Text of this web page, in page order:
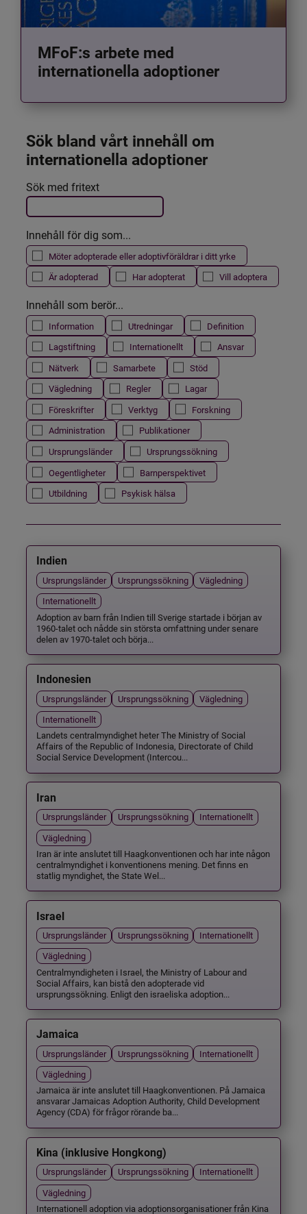
MFoF:s arbete med
internationella adoptioner
Sök bland vårt innehåll om
internationella adoptioner
Filtrera resultatet
Det här formuläret postas automatiskt
Sök med fritext
Innehåll för dig som...
Möter adopterade eller adoptivföräldrar i ditt yrke
Är adopterad
Har adopterat Vill adoptera
Innehåll som berör...
Information Utredningar
Definition
Lagstiftning
Internationellt
Ansvar
Nätverk
Samarbete
Stöd
Vägledning
Regler
Lagar
Föreskrifter
Verktyg
Forskning
Administration
Publikationer
Ursprungsländer
Ursprungssökning
Oegentligheter
Barnperspektivet
Utbildning
Psykisk hälsa
Indien
Ursprungsländer Ursprungssökning
Vägledning
Internationellt
Adoption av barn från Indien till Sverige startade i början av
1960-talet och nådde sin största omfattning under senare
delen av 1970-talet och börja...
Indonesien
Ursprungsländer Ursprungssökning
Vägledning
Internationellt
Landets centralmyndighet heter The Ministry of Social
Affairs of the Republic of Indonesia, Directorate of Child
Social Service Development (Intercou...
Iran
Ursprungsländer Ursprungssökning
Internationellt
Vägledning
Iran är inte anslutet till Haagkonventionen och har inte någon
centralmyndighet i konventionens mening. Det finns en
statlig myndighet, the State Wel...
Israel
Ursprungsländer Ursprungssökning
Internationellt
Vägledning
Centralmyndigheten i Israel, the Ministry of Labour and
Social Affairs, kan bistå den adopterade vid
ursprungssökning. Enligt den israeliska adoption...
Jamaica
Ursprungsländer Ursprungssökning
Internationellt
Vägledning
Jamaica är inte anslutet till Haagkonventionen. På Jamaica
ansvarar Jamaicas Adoption Authority, Child Development
Agency (CDA) för frågor rörande ba...
Kina (inklusive Hongkong)
Ursprungsländer Ursprungssökning
Internationellt
Vägledning
Internationell adoption via adoptionsorganisationer från Kina